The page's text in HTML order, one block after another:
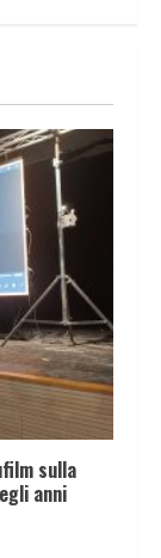
sulla
anni